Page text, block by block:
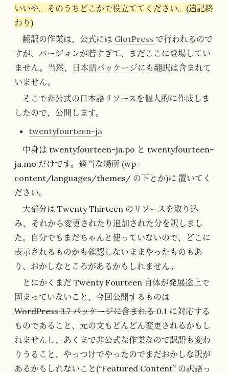
いいや。そのうちどこかで役立ててください。(追記終
わり)
翻訳の作業は、公式には GlotPress で行われるので
すが、バージョンが若すぎて、まだここに登場してい
ません。当然、
日本語パッケージにも翻訳は含まれて
いません。
そこで非公式の日本語リソースを個人的に作成しま
したので、公開します。
twentyfourteen-ja
中身は twentyfourteen-ja.po と twentyfourteen-
ja.mo だけです。適当な場所 (wp-
content/languages/themes/ の下とか)に 置いてく
ださい。
大部分は Twenty Thirteen のリソースを取り込
み、それから変更されたり追加された分を訳しまし
た。自分でもまだちゃんと使っていないので、どこに
表示されるものかも確認しないままやったものもあ
り、おかしなところがあるかもしれません。
とにかくまだ Twenty Fourteen 自体が発展途上で
固まっていないこと、今回公開するものは
WordPress 3.7 パッケージに含まれる0.1 に対応する
ものであること、元の文もどんどん変更されるかもし
れませんし、あくまで非公式な作業なので訳語も変わ
りうること、やっつけでやったのでまだおかしな訳が
あるかもしれないこと(“Featured Content” の訳語っ